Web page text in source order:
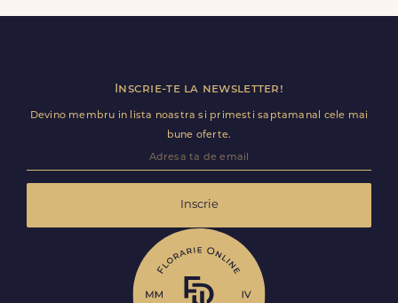
disponibile. Florile sunt livrate rapid, direct de curierii
Inscrie-te la newsletter!
Devino membru in lista noastra si primesti saptamanal cele mai
bune oferte.
Inscrie